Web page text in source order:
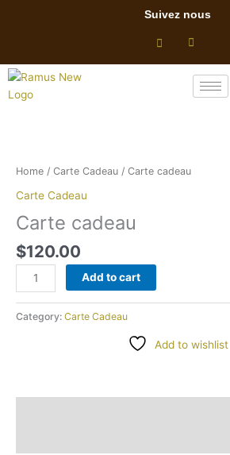
Suivez nous
Home / Carte Cadeau / Carte cadeau
Carte Cadeau
Carte cadeau
$120.00
quantity
Add to cart
Category: Carte Cadeau
Add to wishlist